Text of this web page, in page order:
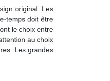
original. Les
temps doit être
le choix entre
au choix
Les grandes